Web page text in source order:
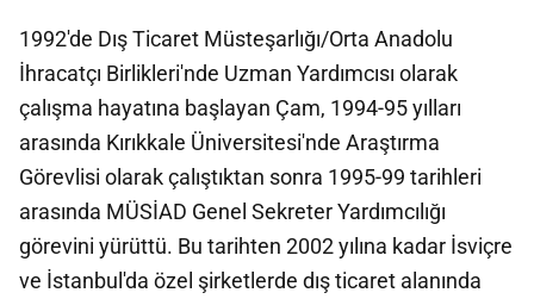
1992'de Dış Ticaret Müsteşarlığı/Orta Anadolu
İhracatçı Birlikleri'nde Uzman Yardımcısı olarak
çalışma hayatına başlayan Çam, 1994-95 yılları
arasında Kırıkkale Üniversitesi'nde Araştırma
Görevlisi olarak çalıştıktan sonra 1995-99 tarihleri
arasında MÜSİAD Genel Sekreter Yardımcılığı
görevini yürüttü. Bu tarihten 2002 yılına kadar İsviçre
ve İstanbul'da özel şirketlerde dış ticaret alanında